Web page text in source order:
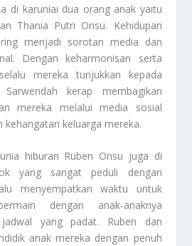
di karuniai dua orang anak yaitu
Thania Putri Onsu. Kehidupan
menjadi sorotan media dan
Dengan keharmonisan serta
mereka tunjukkan kepada
kerap membagikan
mereka melalui media sosial
kehangatan keluarga mereka.
hiburan Ruben Onsu juga di
yang sangat peduli dengan
menyempatkan waktu untuk
dengan anak-anaknya
yang padat. Ruben dan
anak mereka dengan penuh